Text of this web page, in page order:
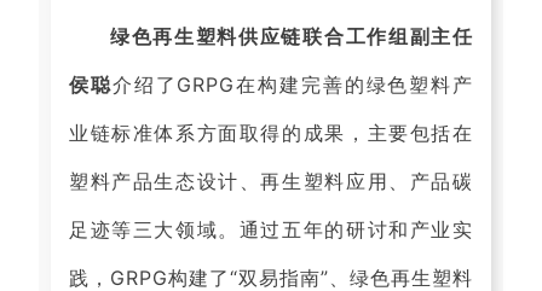
绿色再生塑料供应链联合工作组副主任
侯聪介绍了GRPG在构建完善的绿色塑料产
业链标准体系方面取得的成果，主要包括在
塑料产品生态设计、再生塑料应用、产品碳
足迹等三大领域。通过五年的研讨和产业实
践，GRPG构建了“双易指南”、绿色再生塑料